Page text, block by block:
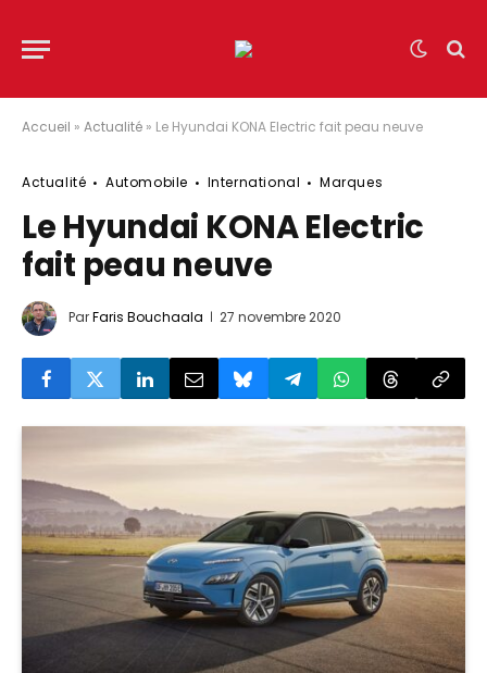
Accueil » Actualité » Le Hyundai KONA Electric fait peau neuve
Actualité Automobile International Marques
Le Hyundai KONA Electric
fait peau neuve
ParFaris Bouchaala 27 novembre 2020